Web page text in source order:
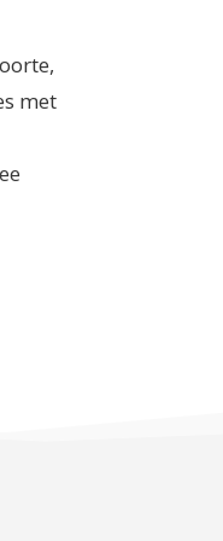
met